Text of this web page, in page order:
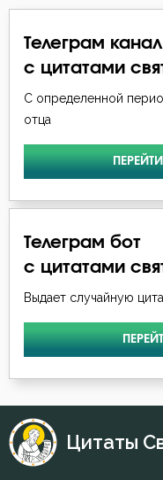
Николай Сербский
Нил Синайский
Симеон Новый
Тихон Задонский
Феофан Затворник
Филарет
Телеграм канал
с цитатами
С определенной
отца
Телеграм бот
с цитатами
Выдает случайную
Цитаты